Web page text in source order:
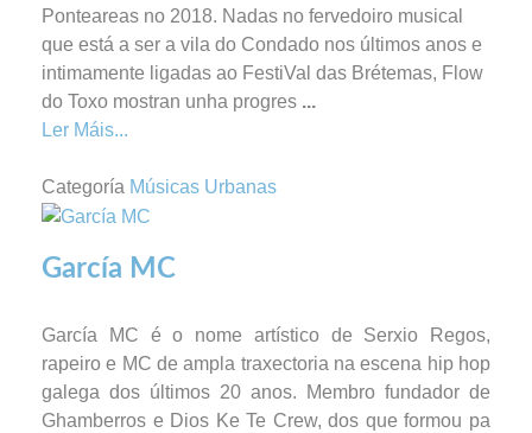
Ponteareas no 2018. Nadas no fervedoiro musical
que está a ser a vila do Condado nos últimos anos e
intimamente ligadas ao FestiVal das Brétemas, Flow
do Toxo mostran unha progres ...
Ler Máis...
Categoría Músicas Urbanas
García MC
García MC é o nome artístico de Serxio Regos,
rapeiro e MC de ampla traxectoria na escena hip hop
galega dos últimos 20 anos. Membro fundador de
Ghamberros e Dios Ke Te Crew, dos que formou pa